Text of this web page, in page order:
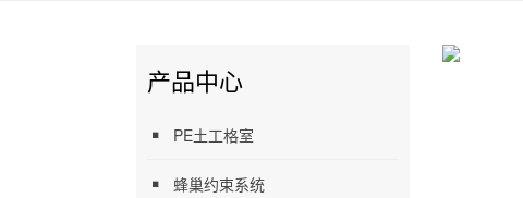
产品中心
PE土工格室
蜂巢约束系统